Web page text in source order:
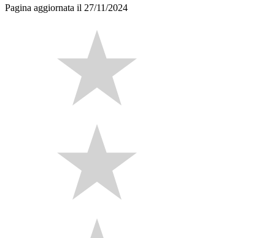
Pagina aggiornata il 27/11/2024